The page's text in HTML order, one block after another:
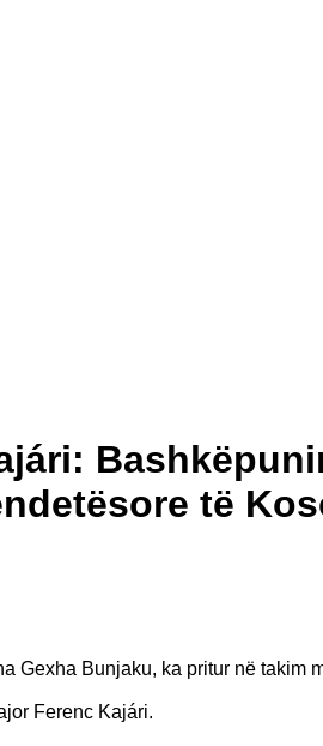
të
Gexha Bunjaku, ka pritur në takim
Ferenc Kajári.